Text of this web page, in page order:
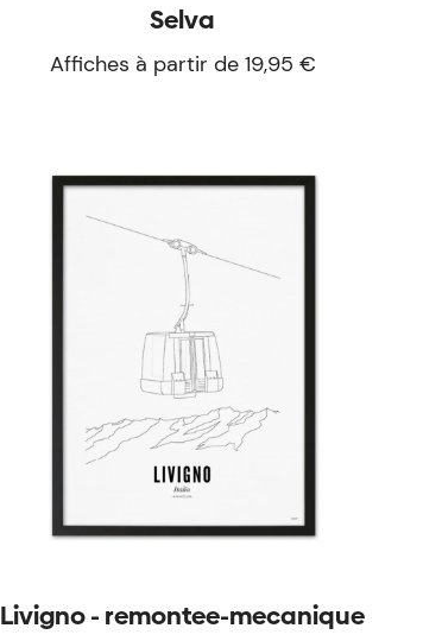
Selva
Affiches à partir de 19,95 €
Livigno - remontee-mecanique